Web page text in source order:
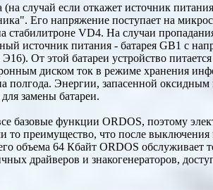
(на случай если откажет источник
Его напряжение поступает на
стабилитроне VD4. На случаи
источник питания - батарея GB1 с
От этой батареи устройство
диском ток в режиме хранения
полгода. Энергии, запасенной
замены батареи.
базовые функции ORDOS, поэтому
то преимущество, что после выключения
объема 64 Кбайт ORDOS обслуживает
драйверов и знакогенераторов,